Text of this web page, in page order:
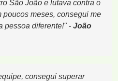
São João e lutava contra o
poucos meses, consegui me
pessoa diferente!" - João
consegui superar